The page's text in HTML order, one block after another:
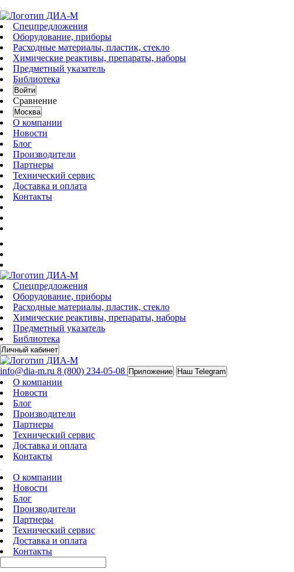
Спецпредложения
Оборудование, приборы
Расходные материалы, пластик, стекло
Химические реактивы, препараты, наборы
Предметный указатель
Библиотека
Войти
Сравнение
Москва
О компании
Новости
Блог
Производители
Партнеры
Технический сервис
Доставка и оплата
Контакты
Спецпредложения
Оборудование, приборы
Расходные материалы, пластик, стекло
Химические реактивы, препараты, наборы
Предметный указатель
Библиотека
Личный кабинет
info@dia-m.ru 8 (800) 234-05-08 Приложение Наш Telegram
О компании
Новости
Блог
Производители
Партнеры
Технический сервис
Доставка и оплата
Контакты
О компании
Новости
Блог
Производители
Партнеры
Технический сервис
Доставка и оплата
Контакты